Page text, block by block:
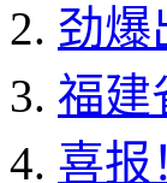
劲
福建
喜报